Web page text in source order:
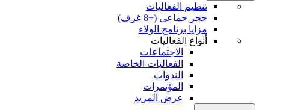
تنظيم الفعاليات
حجز جماعي (+8 غرف)
مزايا برنامج الولاء
أنواع الفعاليات
الاجتماعات
الفعاليات الخاصة
الندوات
المؤتمرات
عرض المزيد